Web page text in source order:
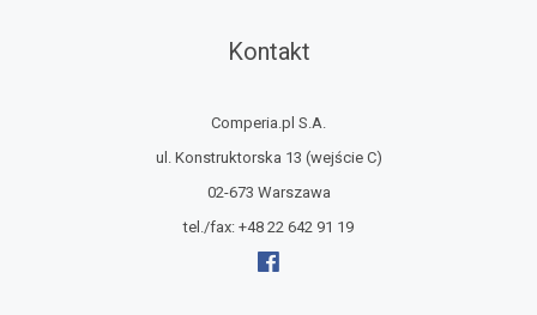
Kontakt
Comperia.pl S.A.
ul. Konstruktorska 13 (wejście C)
02-673 Warszawa
tel./fax: +48 22 642 91 19